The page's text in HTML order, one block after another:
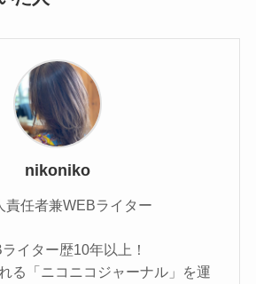
nikoniko
責任者兼WEBライター
イター歴10年以上！
る「ニコニコジャーナル」を運